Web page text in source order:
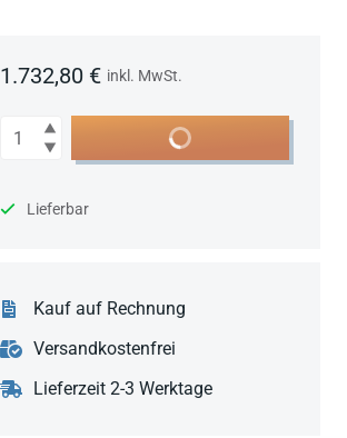
1.732,80 € inkl. MwSt.
Anzahl In den Warenkorb
Lieferbar
Kauf auf Rechnung
Versandkostenfrei
Lieferzeit 2-3 Werktage